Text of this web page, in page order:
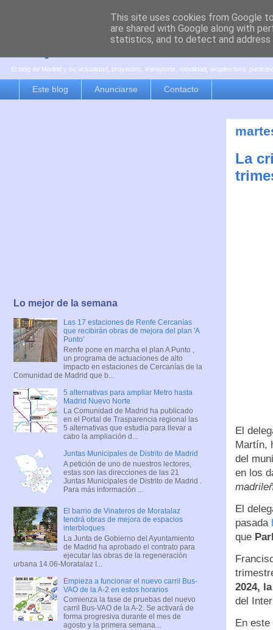
es por madrid
El blog de Madrid y su actualidad, proyectos, transporte, movilidad, arquitectura,
Este blog Anunciarse Contacto
La
El
Martín,
del
en los
El
pasada
que
2024,
del
En
Lo mejor de la semana
Las 17 estaciones de Renfe Cercanías
que recibirán obras de mejora del plan 'A
Punto'
Renfe pone en marcha el plan A Punto ,
un programa de actuaciones de alto
impacto en estaciones de Cercanías de la
Comunidad de Madrid que b...
5 alternativas para ampliar Metro hasta
Madrid Nuevo Norte
La Comunidad de Madrid ha publicado
en el Portal de Trasparencia regional las
5 alternativas que estudia para llevar a
cabo la ampliación d...
Juntas Municipales de Distrito de Madrid
A petición de uno de nuestros lectores,
estas son las direcciones de las 21
Juntas Municipales de Distrito de Madrid .
Para más información ...
El barrio de Vinateros de Moratalaz
tendrá obras de mejora de espacios
interbloques
La Junta de Gobierno del Ayuntamiento
de Madrid ha aprobado el contrato para
ejecutar las obras de la regeneración
urbana 14.06-Moratalaz I...
Empieza a funcionar el nuevo carril Bus-
VAO de la A-2 en estos horarios
Comienza la fase de pruebas del nuevo
carril Bus-VAO de la A-2. Se activará de
forma progresiva durante el mes de
agosto y la primera semana...
This site uses cookies from Google
are shared with Google along with
statistics, and to detect and address